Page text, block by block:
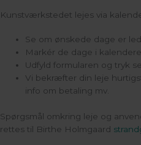
Kunstværkstedet lejes via
Se om ønskede dage er
Markér de dage i
Udfyld formularen og tryk
Vi bekræfter din leje
info om betaling mv.
Spørgsmål omkring leje og
rettes til Birthe Holmgaard